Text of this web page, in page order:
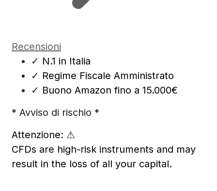
Recensioni
✓ N.1 in Italia
✓ Regime Fiscale Amministrato
✓ Buono Amazon fino a 15.000€
* Avviso di rischio *
Attenzione: ⚠
CFDs are high-risk instruments and may
result in the loss of all your capital.